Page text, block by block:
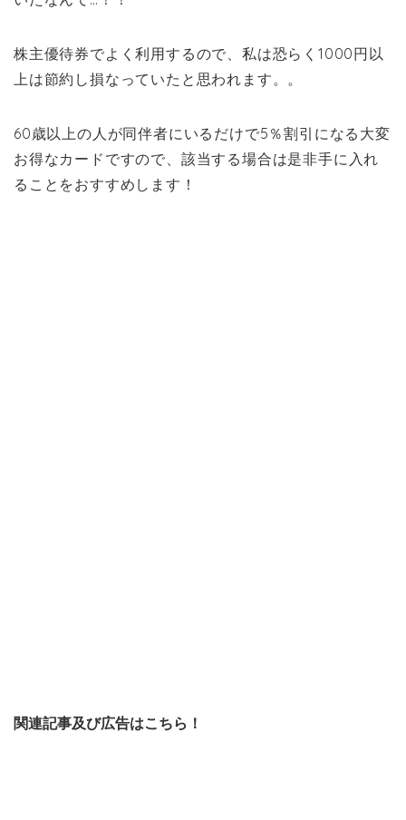
株主優待券でよく利用するので、私は恐らく1000円以
上は節約し損なっていたと思われます。。
60歳以上の人が同伴者にいるだけで5％割引になる大変
お得なカードですので、該当する場合は是非手に入れ
ることをおすすめします！
関連記事及び広告はこちら！